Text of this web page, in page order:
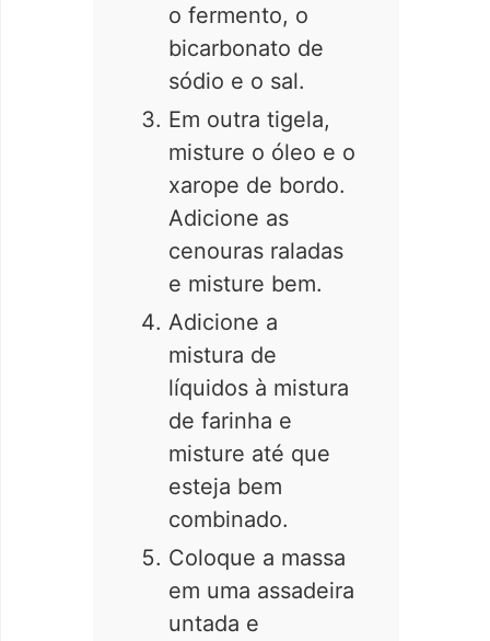
o fermento, o
bicarbonato de
sódio e o sal.
Em outra tigela,
misture o óleo e o
xarope de bordo.
Adicione as
cenouras raladas
e misture bem.
Adicione a
mistura de
líquidos à mistura
de farinha e
misture até que
esteja bem
combinado.
Coloque a massa
em uma assadeira
untada e